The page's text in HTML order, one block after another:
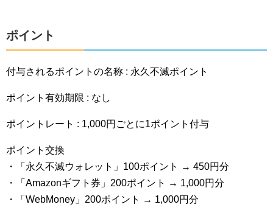
ポイント
付与されるポイントの名称 : 永久不滅ポイント
ポイント有効期限 : なし
ポイントレート : 1,000円ごとに1ポイント付与
ポイント交換
・「永久不滅ウォレット」100ポイント → 450円分
・「Amazonギフト券」200ポイント → 1,000円分
・「WebMoney」200ポイント → 1,000円分